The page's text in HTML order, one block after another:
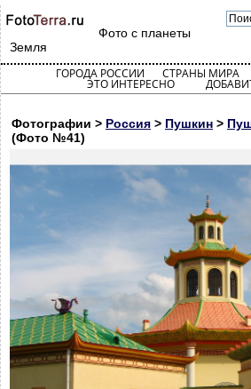
Фото с планеты
Земля
ГОРОДА РОССИИ СТРАНЫ МИРА
ЭТО ИНТЕРЕСНО
Фотографии > Россия > Пушкин >
(Фото №41)